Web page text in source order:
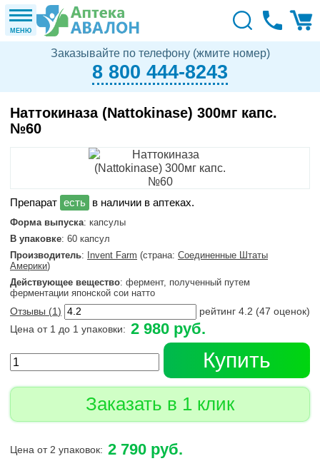
МЕНЮ
Заказывайте по телефону (жмите номер)
8 800 444-8243
Наттокиназа (Nattokinase) 300мг капс.
№60
в наличии в аптеках.
Форма выпуска: капсулы
В упаковке: 60 капсул
Производитель: Invent Farm (страна: Соединенные Штаты
Америки)
Действующее вещество: фермент, полученный путем
ферментации японской сои натто
Отзывы (1) рейтинг 4.2 (47 оценок)
Цена от 1 до 1 упаковки: 2 980 руб.
Купить
Заказать в 1 клик
Цена от 2 упаковок: 2 790 руб.